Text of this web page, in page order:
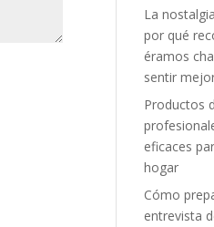
La
por qué
éramos
sentir
Productos
eficaces
hogar
Cómo
entrevista